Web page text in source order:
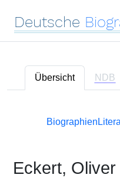
Deutsche
Übersicht NDB
Biographien
Eckert, Oliver